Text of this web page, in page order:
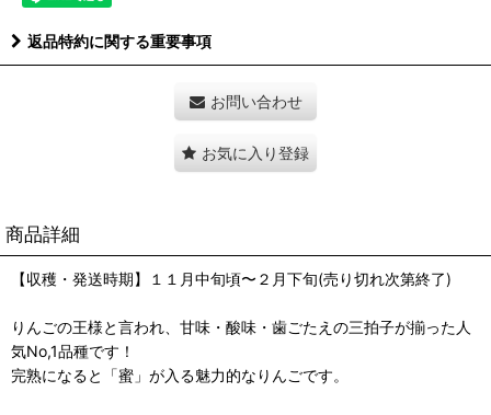
返品特約に関する重要事項
お問い合わせ
お気に入り登録
商品詳細
【収穫・発送時期】１１月中旬頃〜２月下旬(売り切れ次第終了)
りんごの王様と言われ、甘味・酸味・歯ごたえの三拍子が揃った人
気No,1品種です！
完熟になると「蜜」が入る魅力的なりんごです。